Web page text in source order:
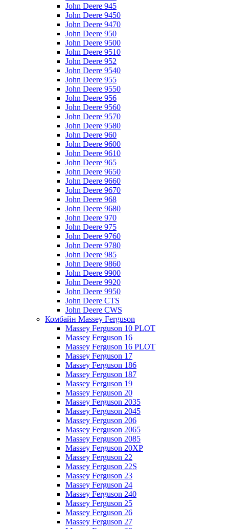
John Deere 945
John Deere 9450
John Deere 9470
John Deere 950
John Deere 9500
John Deere 9510
John Deere 952
John Deere 9540
John Deere 955
John Deere 9550
John Deere 956
John Deere 9560
John Deere 9570
John Deere 9580
John Deere 960
John Deere 9600
John Deere 9610
John Deere 965
John Deere 9650
John Deere 9660
John Deere 9670
John Deere 968
John Deere 9680
John Deere 970
John Deere 975
John Deere 9760
John Deere 9780
John Deere 985
John Deere 9860
John Deere 9900
John Deere 9920
John Deere 9950
John Deere CTS
John Deere CWS
Комбайн Massey Ferguson
Massey Ferguson 10 PLOT
Massey Ferguson 16
Massey Ferguson 16 PLOT
Massey Ferguson 17
Massey Ferguson 186
Massey Ferguson 187
Massey Ferguson 19
Massey Ferguson 20
Massey Ferguson 2035
Massey Ferguson 2045
Massey Ferguson 206
Massey Ferguson 2065
Massey Ferguson 2085
Massey Ferguson 20XP
Massey Ferguson 22
Massey Ferguson 22S
Massey Ferguson 23
Massey Ferguson 24
Massey Ferguson 240
Massey Ferguson 25
Massey Ferguson 26
Massey Ferguson 27